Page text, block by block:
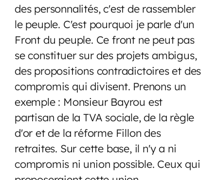
des personnalités, c'est de rassembler
le peuple. C'est pourquoi je parle d'un
Front du peuple. Ce front ne peut pas
se constituer sur des projets ambigus,
des propositions contradictoires et des
compromis qui divisent. Prenons un
exemple : Monsieur Bayrou est
partisan de la TVA sociale, de la règle
d'or et de la réforme Fillon des
retraites. Sur cette base, il n'y a ni
compromis ni union possible. Ceux qui